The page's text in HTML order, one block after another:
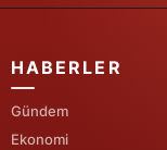
HABERLER
Gündem
Ekonomi